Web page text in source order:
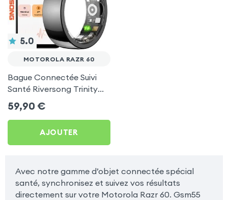
5.0
MOTOROLA RAZR 60
Bague Connectée Suivi
Santé Riversong Trinity
Noir - Anneau Connecté
Étanche IP68
59,90 €
AJOUTER
Avec notre gamme d’objet connectée spécial
santé, synchronisez et suivez vos résultats
directement sur votre Motorola Razr 60. Gsm55